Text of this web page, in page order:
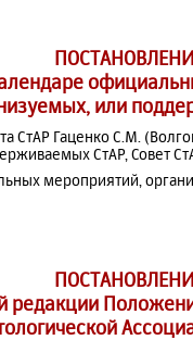
или
Гаценко С.М.
СтАР, Совет
мероприятий,
редакции